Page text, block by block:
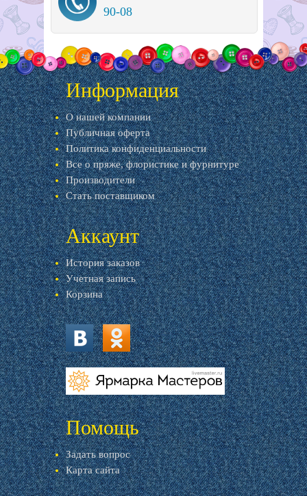
90-08
Информация
О нашей компании
Публичная оферта
Политика конфиденциальности
Все о пряже, флористике и фурнитуре
Производители
Стать поставщиком
Аккаунт
История заказов
Учетная запись
Корзина
vk.com ok.ru
livemaster.ru
Помощь
Задать вопрос
Карта сайта